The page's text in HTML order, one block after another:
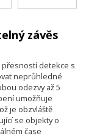
0,03-35m
0,03-25m
0,03-40m
závěs
přesností detekce s
neprůhledné
odezvy až 5
umožňuje
je obzvláště
se objekty o
čase